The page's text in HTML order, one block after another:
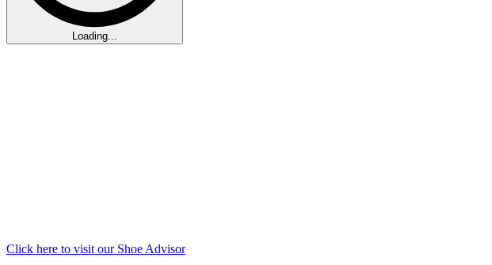
Loading...
Click here to visit our Shoe Advisor